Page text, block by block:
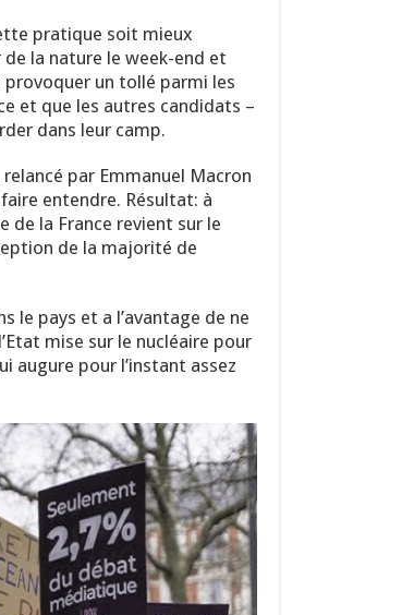
pratique soit mieux
la nature le week-end et
provoquer un tollé parmi les
et que les autres candidats –
dans leur camp.
par Emmanuel Macron
entendre. Résultat: à
de la France revient sur le
de la majorité de
le pays et a l’avantage de ne
mise sur le nucléaire pour
augure pour l’instant assez